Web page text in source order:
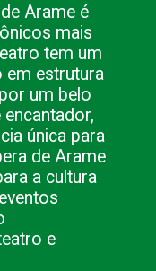
Arame é
mais
tem um
estrutura
um belo
única para
de Arame
a cultura
e